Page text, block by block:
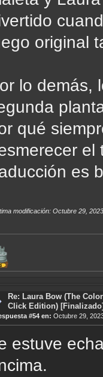
original
lo demás,
qué
el
es
modificación: Octubre 29,
Re: Laura Bow (The
Click Edition)
#54 en: Octubre 29,
estuve